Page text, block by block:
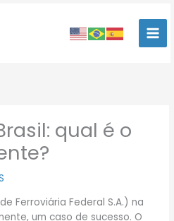
qual é o
Ferroviária Federal S.A.) na
um caso de sucesso. O